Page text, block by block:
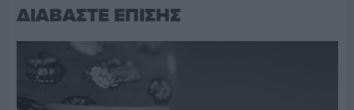
ΔΙΑΒΑΣΤΕ ΕΠΙΣΗΣ